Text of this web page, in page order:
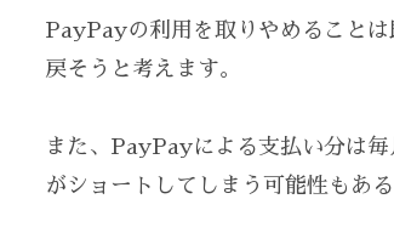
PayPayの利用を取りやめること
戻そうと考えます。
また、PayPayによる支払い分は
がショートしてしまう可能性もある